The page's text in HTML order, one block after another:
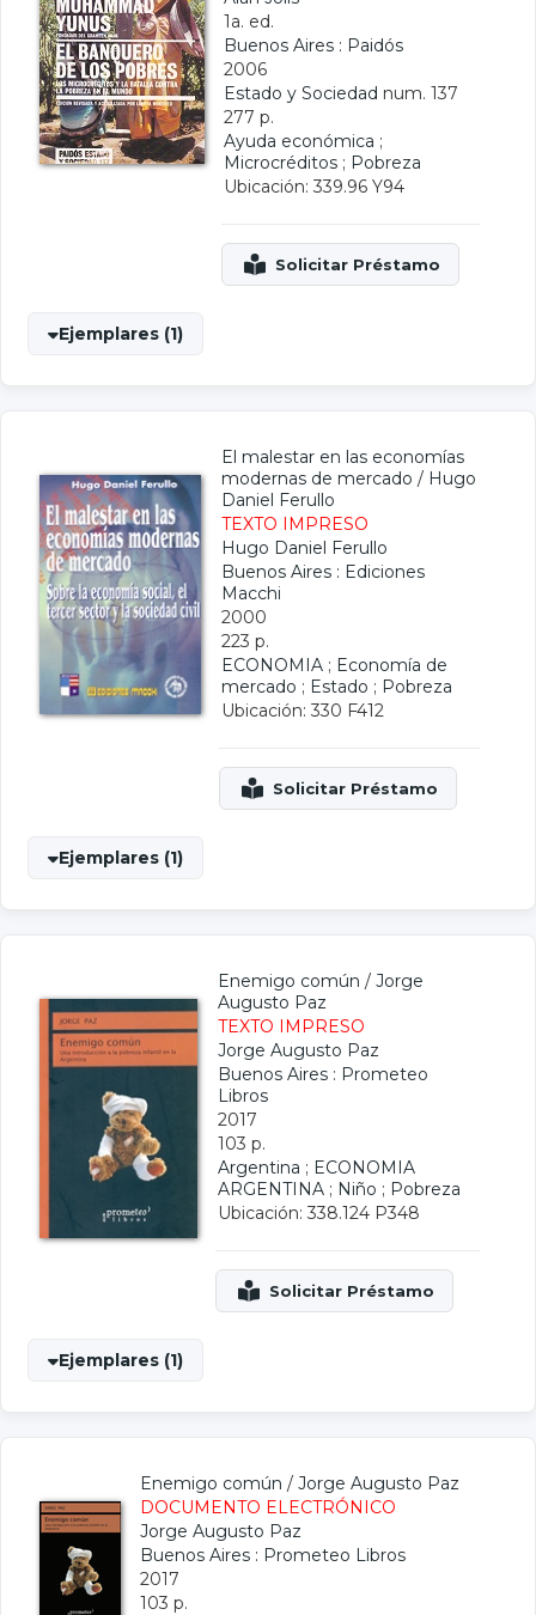
1a. ed.
Buenos Aires : Paidós
2006
Estado y Sociedad num. 137
277 p.
Ayuda económica ;
Microcréditos ; Pobreza
Ubicación: 339.96 Y94
Ejemplares (1)
El malestar en las economías
modernas de mercado / Hugo
Daniel Ferullo
TEXTO IMPRESO
Hugo Daniel Ferullo
Buenos Aires : Ediciones
Macchi
2000
223 p.
ECONOMIA ; Economía de
mercado ; Estado ; Pobreza
Ubicación: 330 F412
Ejemplares (1)
Enemigo común / Jorge
Augusto Paz
TEXTO IMPRESO
Jorge Augusto Paz
Buenos Aires : Prometeo
Libros
2017
103 p.
Argentina ; ECONOMIA
ARGENTINA ; Niño ; Pobreza
Ubicación: 338.124 P348
Ejemplares (1)
Enemigo común / Jorge Augusto Paz
DOCUMENTO ELECTRÓNICO
Jorge Augusto Paz
Buenos Aires : Prometeo Libros
2017
103 p.